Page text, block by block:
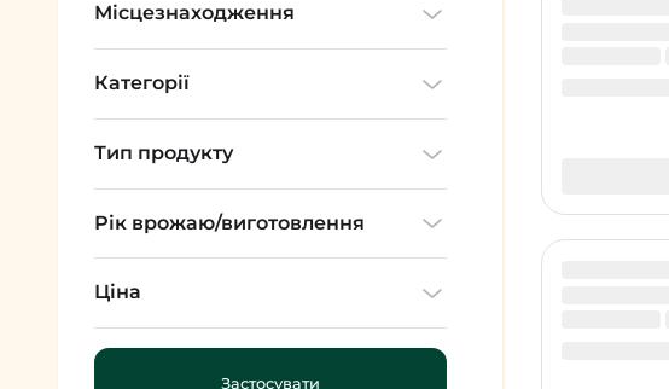
Місцезнаходження
Категорії
Тип продукту
Рік врожаю/виготовлення
Ціна
Застосувати